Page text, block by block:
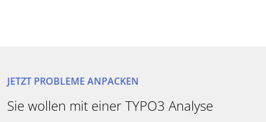
JETZT PROBLEME ANPACKEN
Sie wollen mit einer TYPO3 Analyse
Besser in Google gefunden werden?